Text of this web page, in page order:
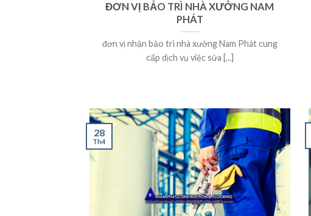
ĐƠN VỊ BẢO TRÌ NHÀ XƯỞNG NAM
PHÁT
đơn vị nhận bảo trì nhà xưởng Nam Phát cung
cấp dịch vụ việc sửa [...]
28
Th4